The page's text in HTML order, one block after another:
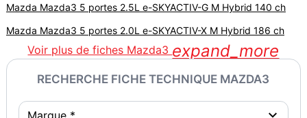
Mazda Mazda3 5 portes 2.5L e-SKYACTIV-G M Hybrid 140 ch
Mazda Mazda3 5 portes 2.0L e-SKYACTIV-X M Hybrid 186 ch
Voir plus de fiches Mazda3 expand_more
RECHERCHE FICHE TECHNIQUE MAZDA3